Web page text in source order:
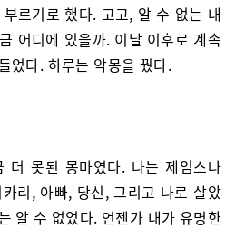
르기로 했다. 고고, 알 수 없는 내
어디에 있을까. 이날 이후로 계속
었다. 하루는 악몽을 꿨다.
더 못된 몽마였다. 나는 제임스나
리, 아빠, 당신, 그리고 나로 살았
알 수 없었다. 언젠가 내가 유명한